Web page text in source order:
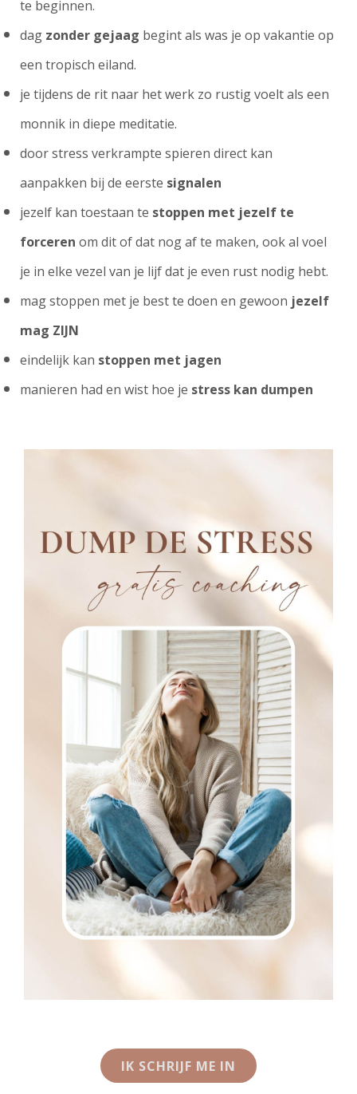
te beginnen.
dag zonder gejaag begint als was je op vakantie op
een tropisch eiland.
je tijdens de rit naar het werk zo rustig voelt als een
monnik in diepe meditatie.
door stress verkrampte spieren direct kan
aanpakken bij de eerste signalen
jezelf kan toestaan te stoppen met jezelf te
forceren om dit of dat nog af te maken, ook al voel
je in elke vezel van je lijf dat je even rust nodig hebt.
mag stoppen met je best te doen en gewoon jezelf
mag ZIJN
eindelijk kan stoppen met jagen
manieren had en wist hoe je stress kan dumpen
IK SCHRIJF ME IN